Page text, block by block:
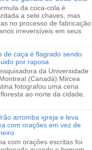
da coca-cola é
a sete chaves, mas
no processo de fabricação
irreversíveis em seus
de caça é flagrado sendo
por raposa
da Universidade
(Canadá) Mircea
fotografou uma cena
ao norte da cidade.
arromba igreja e leva
com orações em vez de
com orações escritas foi